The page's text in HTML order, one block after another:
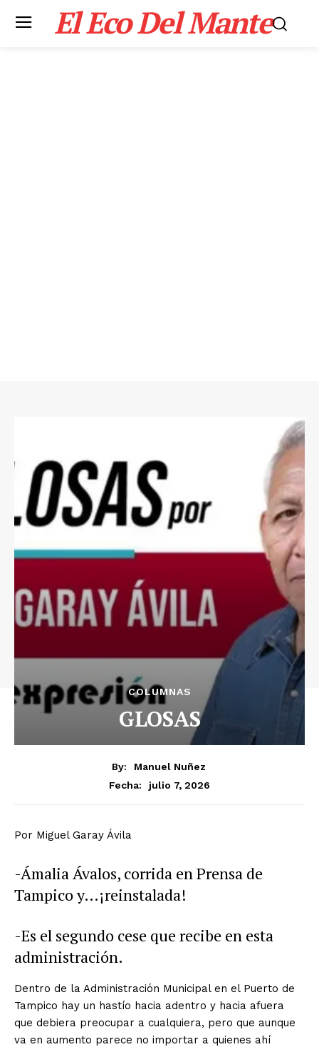
El Eco Del Mante
COLUMNAS
GLOSAS
By:
Manuel Nuñez
Fecha:
julio 7, 2026
Por Miguel Garay Ávila
-Ámalia Ávalos, corrida en Prensa de
Tampico y…¡reinstalada!
-Es el segundo cese que recibe en esta
administración.
Dentro de la Administración Municipal en el Puerto de
Tampico hay un hastío hacia adentro y hacia afuera
que debiera preocupar a cualquiera, pero que aunque
va en aumento parece no importar a quienes ahí